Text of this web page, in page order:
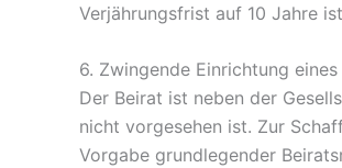
Verjährungsfrist auf 10 Jahre
6. Zwingende Einrichtung
Der Beirat ist neben der
nicht vorgesehen ist. Zur
Vorgabe grundlegender